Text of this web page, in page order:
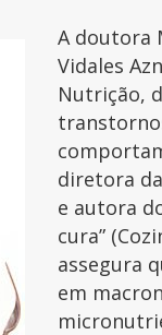
A doutora
Vidales
Nutrição,
diretora
e autora
cura”
assegura
em